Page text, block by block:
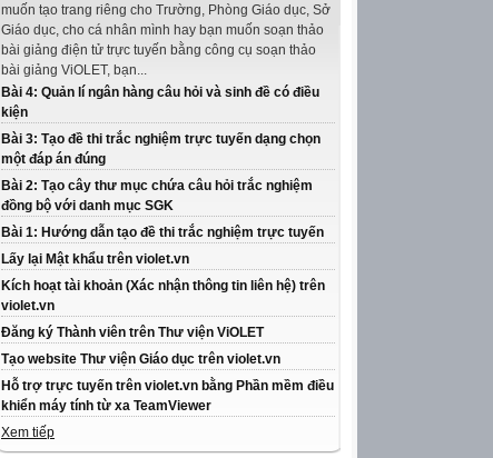
muốn tạo trang riêng cho Trường, Phòng Giáo dục, Sở
Giáo dục, cho cá nhân mình hay bạn muốn soạn thảo
bài giảng điện tử trực tuyến bằng công cụ soạn thảo
bài giảng ViOLET, bạn...
Bài 4: Quản lí ngân hàng câu hỏi và sinh đề có điều
kiện
Bài 3: Tạo đề thi trắc nghiệm trực tuyến dạng chọn
một đáp án đúng
Bài 2: Tạo cây thư mục chứa câu hỏi trắc nghiệm
đồng bộ với danh mục SGK
Bài 1: Hướng dẫn tạo đề thi trắc nghiệm trực tuyến
Lấy lại Mật khẩu trên violet.vn
Kích hoạt tài khoản (Xác nhận thông tin liên hệ) trên
violet.vn
Đăng ký Thành viên trên Thư viện ViOLET
Tạo website Thư viện Giáo dục trên violet.vn
Hỗ trợ trực tuyến trên violet.vn bằng Phần mềm điều
khiển máy tính từ xa TeamViewer
Xem tiếp